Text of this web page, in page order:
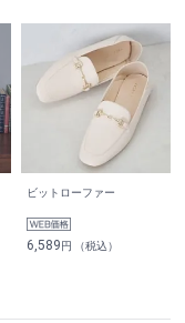
ビットローファー
6,589円 （税込）